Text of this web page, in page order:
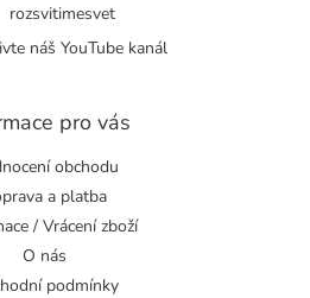
rozsvitimesvet
náš YouTube kanál
pro vás
obchodu
a platba
/ Vrácení zboží
O nás
podmínky